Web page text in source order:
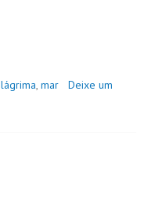
lágrima, mar
Deixe um